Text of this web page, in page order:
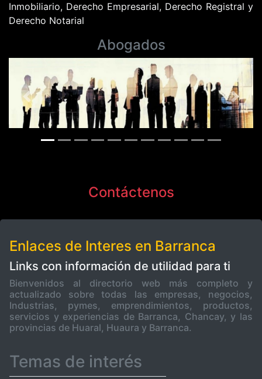
Inmobiliario, Derecho Empresarial, Derecho Registral y
Derecho Notarial
Abogados
Previous Next
Contáctenos
Enlaces de Interes en Barranca
Links con información de utilidad para ti
Bienvenidos al directorio web más completo y
actualizado sobre todas las empresas, negocios,
Industrias, pymes, emprendimientos, productos,
servicios y experiencias de Barranca, Chancay, y las
provincias de Huaral, Huaura y Barranca.
Temas de interés